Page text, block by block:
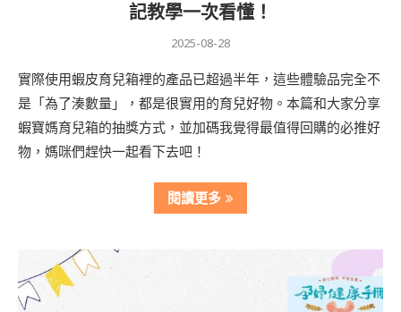
記教學一次看懂！
2025-08-28
實際使用蝦皮育兒箱裡的產品已超過半年，這些體驗品完全不
是「為了湊數量」，都是很實用的育兒好物。本篇和大家分享
蝦寶媽育兒箱的抽獎方式，並加碼我覺得最值得回購的必推好
物，媽咪們趕快一起看下去吧！
閱讀更多